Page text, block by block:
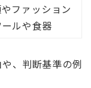
やファッション
ルや食器
、判断基準の例